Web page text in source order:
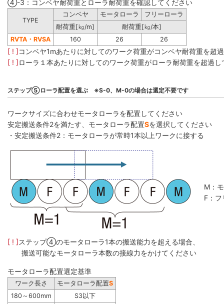
④-3：コンベヤ耐荷重とローラ耐荷重を確認してください
TYPE
コンベヤ モータローラ
フリーローラ
耐荷重[㎏/m]
耐荷重[㎏/本]
RVTA・RVSA
160 26 26
[ ! ]コンベヤ1mあたりに対してのワーク荷重がコンベヤ耐荷重を超
[ ! ]ローラ１本あたりに対してのワーク荷重がローラ耐荷重を超過
ステップ⑤ローラ配置を選ぶ ※S-0、M-0の場合は選定不要です
ワークサイズに合わせモータローラを配置してください
安定搬送条件2を満たす、モータローラ配置Sを選択してください
・安定搬送条件2：モータローラが常時1本以上ワークに接する
M：
F：
[ ! ]ステップ④のモータローラ1本の搬送能力を超える場合、
搬送可能なモータローラ本数の接線力をかけてください
モータローラ配置選定基準
ワーク長さ モータローラ配置S
180～600mm
S3以下